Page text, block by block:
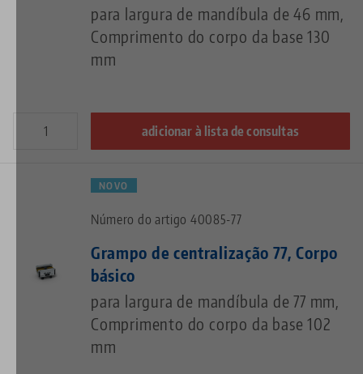
para largura de mandíbula de 46 mm,
Comprimento do corpo da base 130
mm
adicionar à lista de consultas
NOVO
Número do artigo 40085-77
Grampo de centralização 77, Corpo
básico
para largura de mandíbula de 77 mm,
Comprimento do corpo da base 102
mm